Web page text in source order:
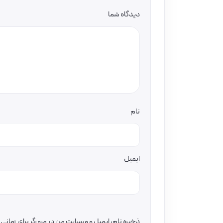
دیدگاه شما
نام
ایمیل